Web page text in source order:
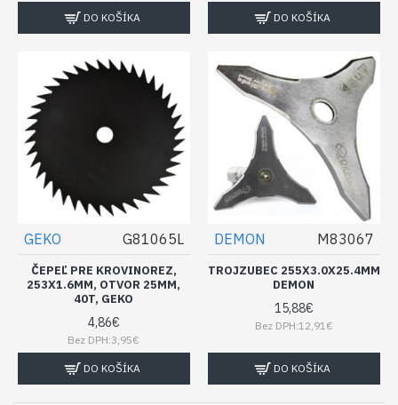
DO KOŠÍKA DO KOŠÍKA
GEKO G81065L
ČEPEĽ PRE KROVINOREZ,
253X1.6MM, OTVOR 25MM,
40T, GEKO
4,86€
Bez DPH:3,95€
DO KOŠÍKA
DEMON M83067
TROJZUBEC 255X3.0X25.4MM
DEMON
15,88€
Bez DPH:12,91€
DO KOŠÍKA